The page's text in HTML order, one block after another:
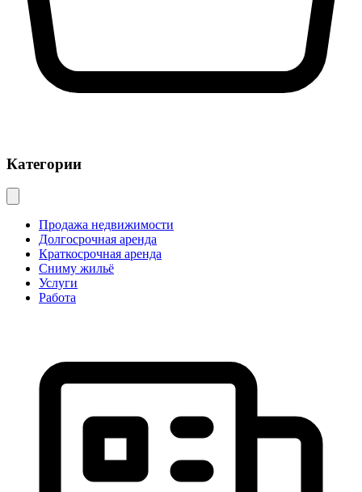
Категории
Продажа недвижимости
Долгосрочная аренда
Краткосрочная аренда
Сниму жильё
Услуги
Работа